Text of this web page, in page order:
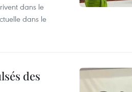
dans le
dans le
des